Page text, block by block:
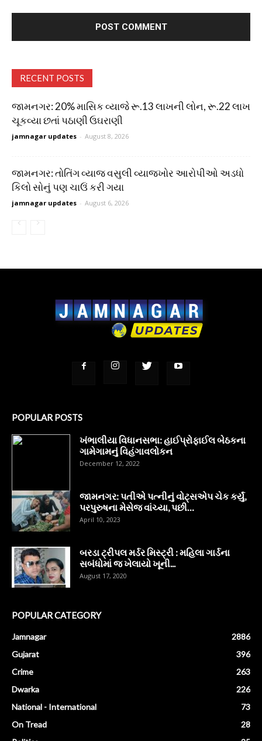
RECENT POSTS
જામનગર: 20% માસિક વ્યાજે રૂ.13 લાખની લોન, રૂ.22 લાખ
ચૂકવ્યા છતાં પઠાણી ઉઘરાણી
jamnagar updates - August 8, 2026
જામનગર: તોતિંગ વ્યાજ વસુલી વ્યાજખોર આરોપીઓ અડધો
કિલો સોનું પણ ચાઉં કરી ગયા
jamnagar updates - August 6, 2026
POPULAR POSTS
ખંભાલીયા વિધાનસભા: હાઈપ્રોફાઈલ બેઠકના
ગામેગામનું વિહંગાવલોકન
December 12, 2022
જામનગર: પતીએ પત્નીનું વોટ્સએપ ચેક કર્યું,
પરપુરુષના મેસેજ વાંચ્યા, પછી…
April 10, 2023
બરડા ટ્રીપલ મર્ડર મિસ્ટ્રી : મહિલા ગાર્ડના
સબંધોમાં જ ખેલાયો ખૂની...
August 17, 2020
POPULAR CATEGORY
Jamnagar
2886
Gujarat
396
Crime
263
Dwarka
226
National - International
73
On Tread
28